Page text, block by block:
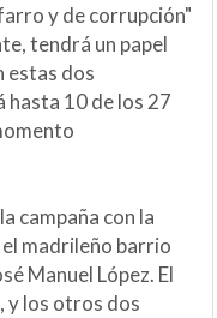
y de corrupción"
tendrá un papel
estas dos
10 de los 27
campaña con la
madrileño barrio
Manuel López. El
y los otros dos